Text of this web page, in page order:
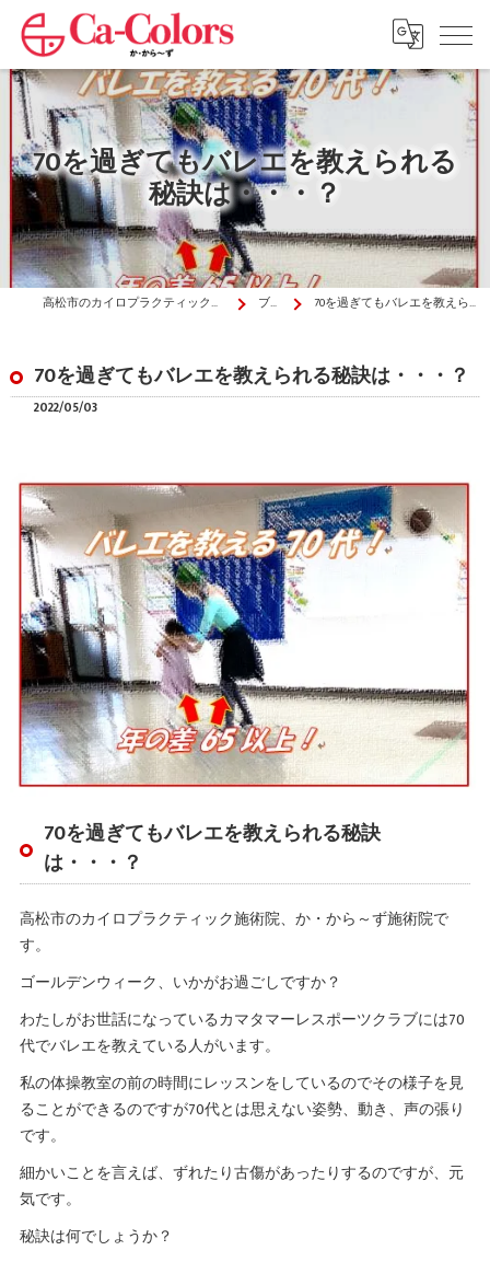
70を過ぎてもバレエを教えられる
秘訣は・・・？
高松市のカイロプラクティックはか・から～ず施術院 ブログ 70を過ぎてもバレエを教えられる秘訣は・・・？
70を過ぎてもバレエを教えられる秘訣は・・・？
2022/05/03
70を過ぎてもバレエを教えられる秘訣
は・・・？
高松市のカイロプラクティック施術院、か・から～ず施術院で
す。
ゴールデンウィーク、いかがお過ごしですか？
わたしがお世話になっているカマタマーレスポーツクラブには70
代でバレエを教えている人がいます。
私の体操教室の前の時間にレッスンをしているのでその様子を見
ることができるのですが70代とは思えない姿勢、動き、声の張り
です。
細かいことを言えば、ずれたり古傷があったりするのですが、元
気です。
秘訣は何でしょうか？